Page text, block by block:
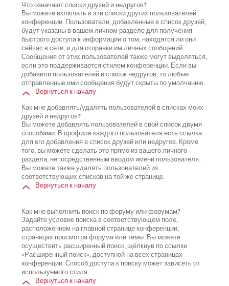
Что означают списки друзей и недругов?
Вы можете включать в эти списки других пользователей
конференции. Пользователи, добавленные в список друзей,
будут указаны в вашем личном разделе для получения
быстрого доступа к информации о том, находятся ли они
сейчас в сети, и для отправки им личных сообщений.
Сообщения от этих пользователей также могут выделяться,
если это поддерживается стилем конференции. Если вы
добавили пользователей в список недругов, то любые
отправленные ими сообщения будут скрыты по умолчанию.
Вернуться к началу
Как мне добавлять/удалять пользователей в списках моих
друзей и недругов?
Вы можете добавлять пользователей в свой список двумя
способами. В профиле каждого пользователя есть ссылка
для его добавления в список друзей или недругов. Кроме
того, вы можете сделать это прямо из вашего личного
раздела, непосредственным вводом имени пользователя.
Вы можете также удалять пользователей из
соответствующих списков на той же странице.
Вернуться к началу
Как мне выполнить поиск по форуму или форумам?
Задайте условие поиска в соответствующем поле,
расположенном на главной странице конференции,
страницах просмотра форума или темы. Вы можете
осуществить расширенный поиск, щёлкнув по ссылке
«Расширенный поиск», доступной на всех страницах
конференции. Способ доступа к поиску может зависеть от
используемого стиля.
Вернуться к началу